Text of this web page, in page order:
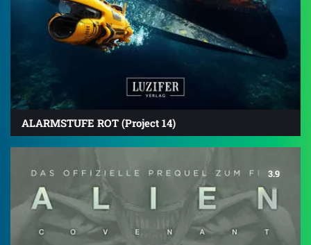
ALARMSTUFE ROT (Project 14)
3.9